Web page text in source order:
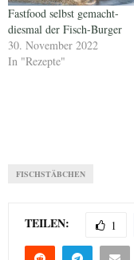
Fastfood selbst gemacht-
diesmal der Fisch-Burger
30. November 2022
In "Rezepte"
FISCHSTÄBCHEN
TEILEN: 1